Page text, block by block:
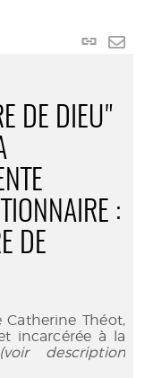
Lien
DE DIEU"
:
DE
Théot,
incarcérée à la
description